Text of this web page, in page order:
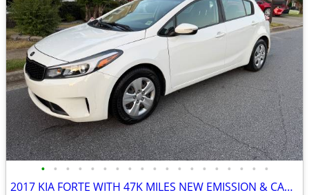
• • • • • • • • • • • • • • • • • • •
2017 KIA FORTE WITH 47K MILES NEW EMISSION & CARFAX IN HAND